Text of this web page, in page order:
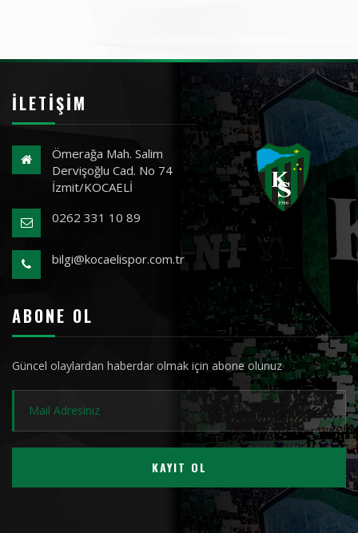
İLETIŞIM
Ömerağa Mah. Salim
Dervişoğlu Cad. No 74
İzmit/KOCAELİ
0262 331 10 89
bilgi@kocaelispor.com.tr
ABONE OL
Güncel olaylardan haberdar olmak için abone olunuz
KAYIT OL